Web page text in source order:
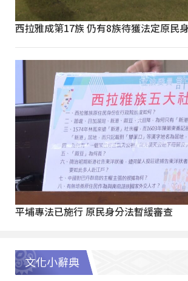
西拉雅成第17族 仍有8族待獲法定原民
平埔專法已施行 原民身分法暫緩審查
文化小辭典